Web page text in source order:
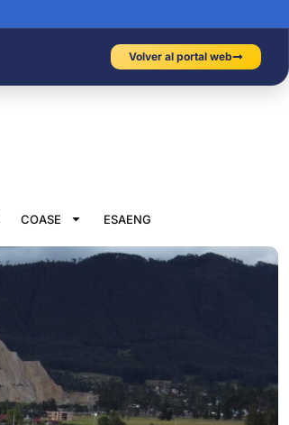
Volver al portal web
COASE ESAENG